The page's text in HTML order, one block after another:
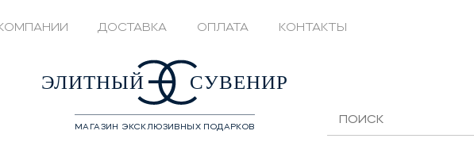
ДОСТАВКА ОПЛАТА КОНТАКТЫ
ЭЛИТНЫЙ СУВЕНИР
МАГАЗИН ЭКСКЛЮЗИВНЫХ ПОДАРКОВ